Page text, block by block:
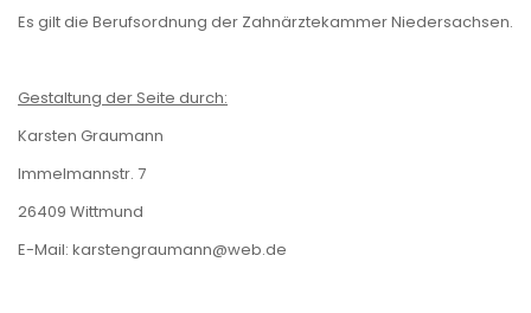
Es gilt die Berufsordnung der Zahnärztekammer Niedersachsen.
Gestaltung der Seite durch:
Karsten Graumann
Immelmannstr. 7
26409 Wittmund
E-Mail: karstengraumann@web.de